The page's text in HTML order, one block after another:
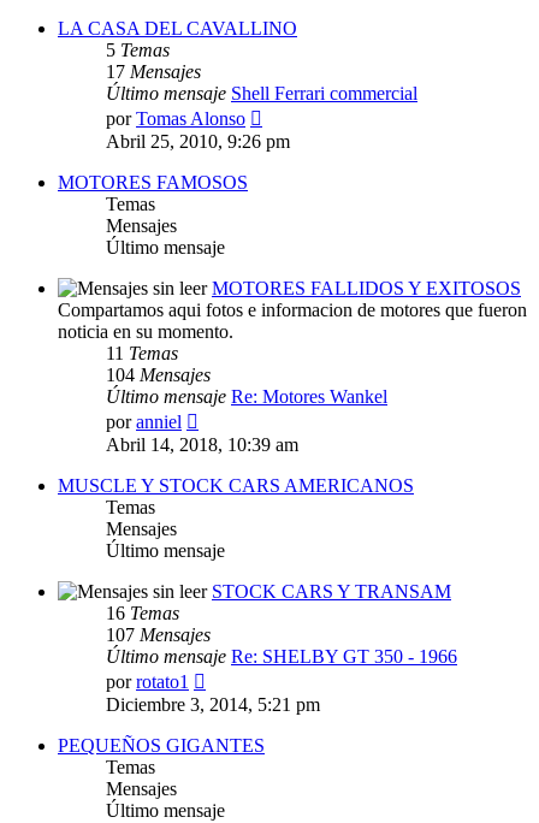
LA CASA DEL CAVALLINO
5 Temas
17 Mensajes
Último mensaje Shell Ferrari commercial
porTomas Alonso
último
mensaje
Abril 25, 2010, 9:26 pm
MOTORES FAMOSOS
Temas
Mensajes
Último mensaje
MOTORES FALLIDOS Y EXITOSOS
Compartamos aqui fotos e informacion de motores que fueron
noticia en su momento.
11 Temas
104 Mensajes
Último mensaje Re: Motores Wankel
poranniel
último
Abril 14, 2018, 10:39 am
MUSCLE Y STOCK CARS AMERICANOS
Temas
Mensajes
Último mensaje
STOCK CARS Y TRANSAM
16 Temas
107 Mensajes
Último mensaje Re: SHELBY GT 350 - 1966
porrotato1
último
Diciembre 3, 2014, 5:21 pm
PEQUEÑOS GIGANTES
Temas
Mensajes
Último mensaje